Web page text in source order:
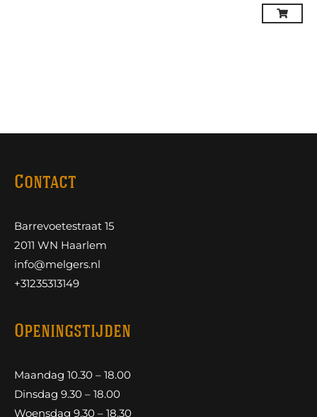
Contact
Barrevoetestraat 15
2011 WN Haarlem
info@melgers.nl
+31235313149
Openingstijden
Maandag 10.30 – 18.00
Dinsdag 9.30 – 18.00
Woensdag 9.30 – 18.30